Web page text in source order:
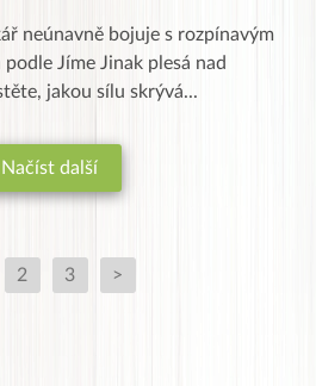
neúnavně bojuje s rozpínavým
Jíme Jinak plesá nad
jakou sílu skrývá...
Načíst další
2 3 >